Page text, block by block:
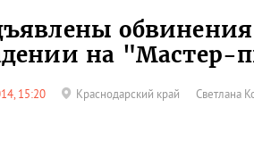
обвинения
на "Мастер-
15:20 Краснодарский край Светлана